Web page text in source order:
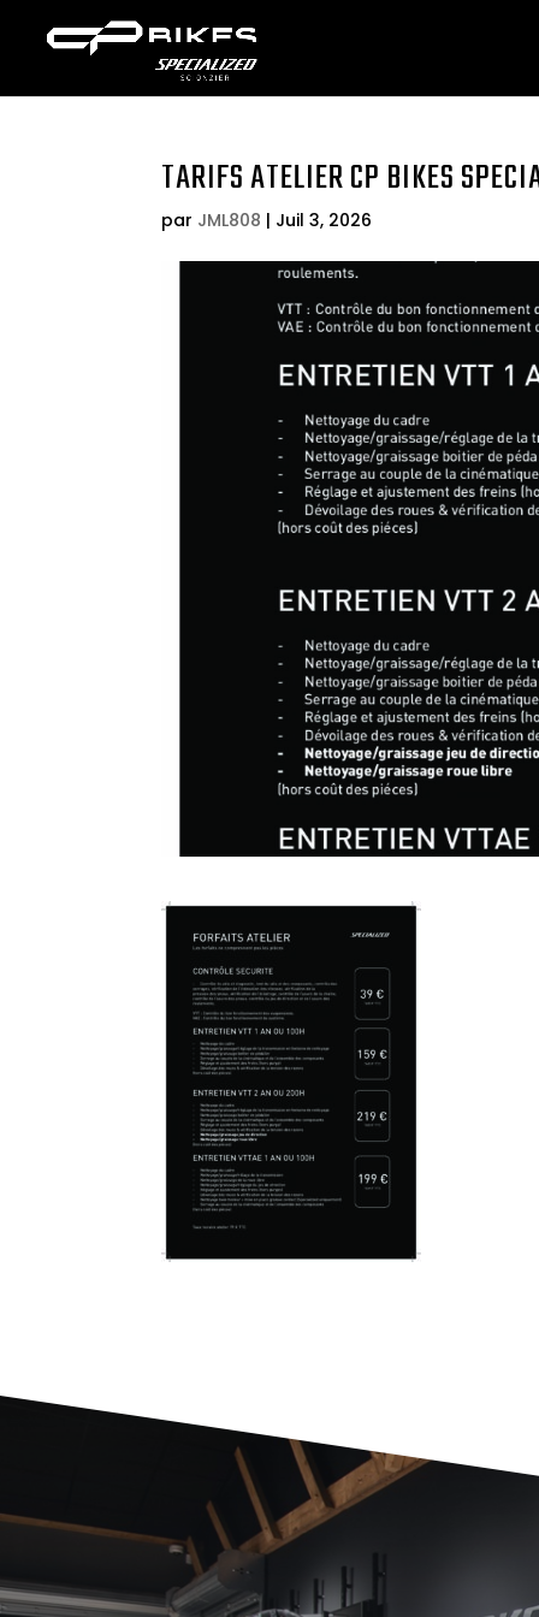
TARIFS ATELIER CP BIKES
par JML808 | Juil 3, 2026